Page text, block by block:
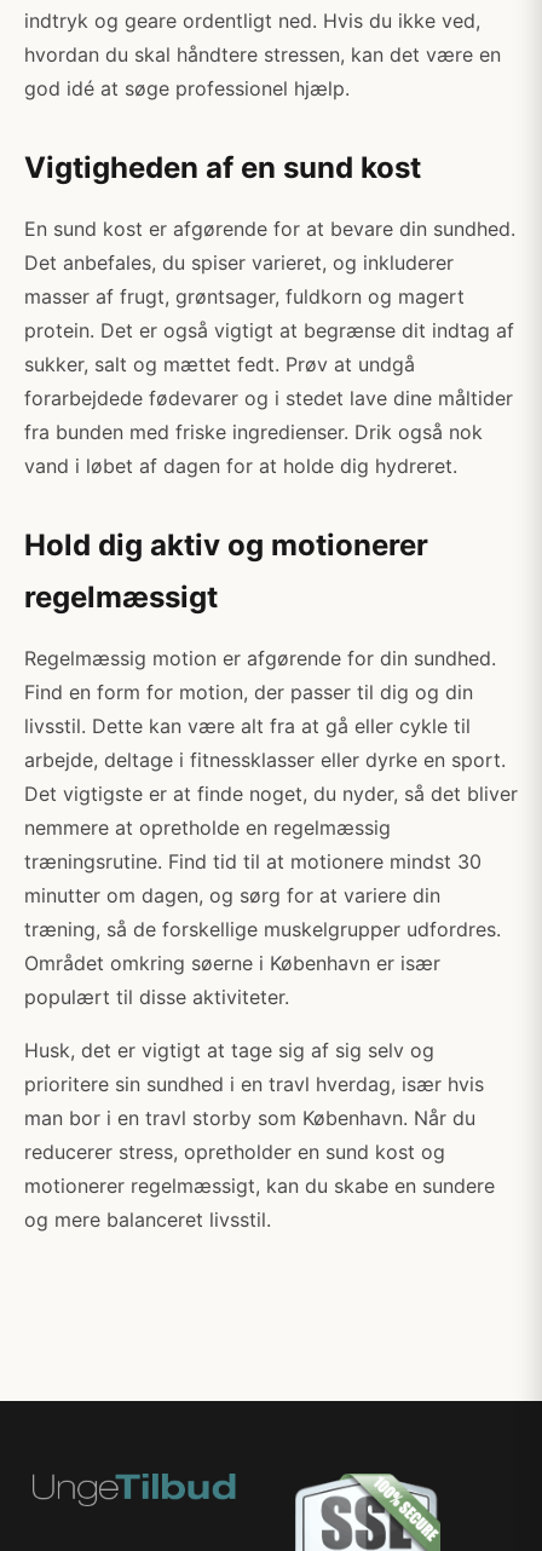
indtryk og geare ordentligt ned. Hvis du ikke ved,
hvordan du skal håndtere stressen, kan det være en
god idé at søge professionel hjælp.
Vigtigheden af en sund kost
En sund kost er afgørende for at bevare din sundhed.
Det anbefales, du spiser varieret, og inkluderer
masser af frugt, grøntsager, fuldkorn og magert
protein. Det er også vigtigt at begrænse dit indtag af
sukker, salt og mættet fedt. Prøv at undgå
forarbejdede fødevarer og i stedet lave dine måltider
fra bunden med friske ingredienser. Drik også nok
vand i løbet af dagen for at holde dig hydreret.
Hold dig aktiv og motionerer
regelmæssigt
Regelmæssig motion er afgørende for din sundhed.
Find en form for motion, der passer til dig og din
livsstil. Dette kan være alt fra at gå eller cykle til
arbejde, deltage i fitnessklasser eller dyrke en sport.
Det vigtigste er at finde noget, du nyder, så det bliver
nemmere at opretholde en regelmæssig
træningsrutine. Find tid til at motionere mindst 30
minutter om dagen, og sørg for at variere din
træning, så de forskellige muskelgrupper udfordres.
Området omkring søerne i København er især
populært til disse aktiviteter.
Husk, det er vigtigt at tage sig af sig selv og
prioritere sin sundhed i en travl hverdag, især hvis
man bor i en travl storby som København. Når du
reducerer stress, opretholder en sund kost og
motionerer regelmæssigt, kan du skabe en sundere
og mere balanceret livsstil.